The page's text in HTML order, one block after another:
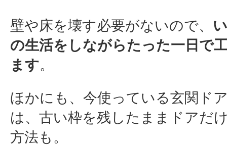
壁や床を壊す必要がないので、
の生活を しながらたった一日で
ます。
ほかにも、今使っている玄関ド
は、古い枠を残したままドアだ
方法も。